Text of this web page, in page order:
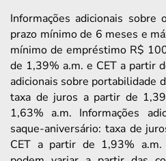
Informações adicionais sobre
prazo mínimo de 6 meses e
mínimo de empréstimo R$
de 1,39% a.m. e CET a partir
adicionais sobre portabilidade
taxa de juros a partir de
1,63% a.m. Informações
saque-aniversário: taxa de
CET a partir de 1,93% a.m.